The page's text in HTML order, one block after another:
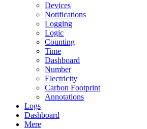
Devices
Notifications
Logging
Logic
Counting
Time
Dashboard
Number
Electricity
Carbon Footprint
Annotations
Logs
Dashboard
Mere